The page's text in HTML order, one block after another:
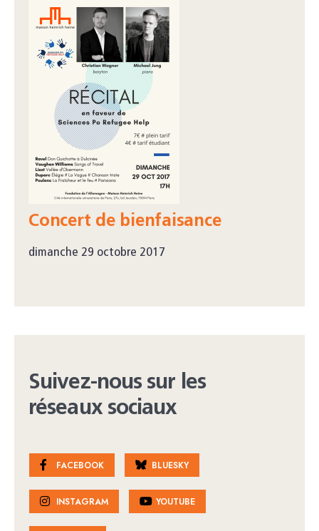
Concert de bienfaisance
dimanche 29 octobre 2017
Suivez-nous sur les
réseaux sociaux
FACEBOOK BLUESKY
INSTAGRAM YOUTUBE